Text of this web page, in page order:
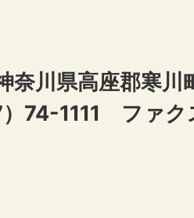
川県高座郡寒川
74-1111 ファ